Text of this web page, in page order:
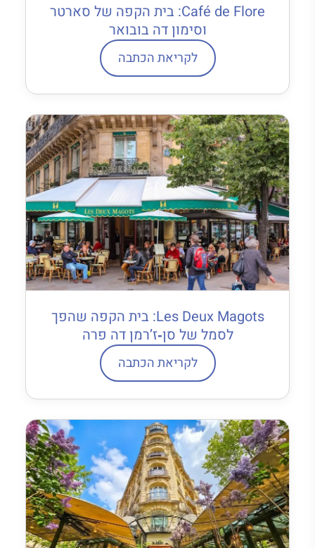
Café de Flore: בית הקפה של סארטר
וסימון דה בובואר
לקריאת הכתבה
Les Deux Magots: בית הקפה שהפך
לסמל של סן‐ז’רמן דה פרה
לקריאת הכתבה